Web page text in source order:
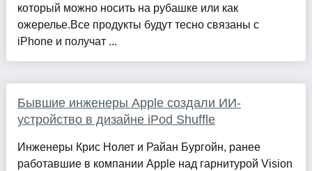
который можно носить на рубашке или как
ожерелье.Все продукты будут тесно связаны с
iPhone и получат ...
Бывшие инженеры Apple создали ИИ-
устройство в дизайне iPod Shuffle
Инженеры Крис Нолет и Райан Бургойн, ранее
работавшие в компании Apple над гарнитурой Vision